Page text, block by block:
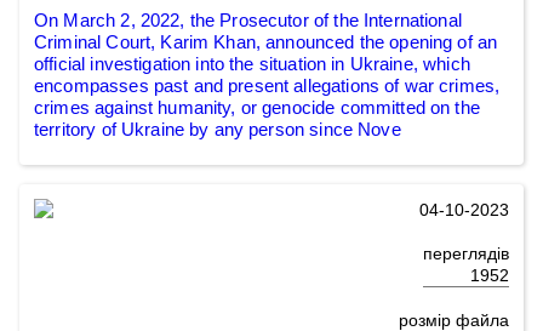
On March 2, 2022, the Prosecutor of the International
Criminal Court, Karim Khan, announced the opening of an
official investigation into the situation in Ukraine, which
encompasses past and present allegations of war crimes,
crimes against humanity, or genocide committed on the
territory of Ukraine by any person since Nove
04-10-2023
переглядів
1952
розмір файла